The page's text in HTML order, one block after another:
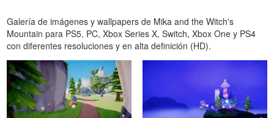
Galería de imágenes y wallpapers de Mika and the Witch's
Mountain para PS5, PC, Xbox Series X, Switch, Xbox One y PS4
con diferentes resoluciones y en alta definición (HD).